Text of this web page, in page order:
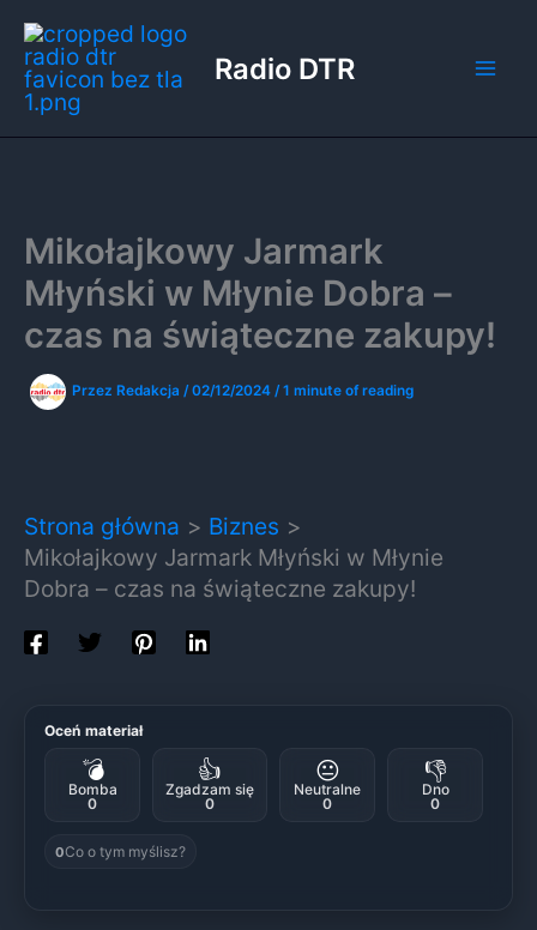
Przejdź
do
treści
Radio DTR
Mikołajkowy Jarmark
Młyński w Młynie Dobra –
czas na świąteczne zakupy!
Przez Redakcja /02/12/2024 /1 minute of reading
Strona główna
Biznes
Mikołajkowy Jarmark Młyński w Młynie
Dobra – czas na świąteczne zakupy!
Oceń materiał
💣
Bomba
0
👍
Zgadzam się
0
😐
Neutralne
0
👎
Dno
0
0Co o tym myślisz?